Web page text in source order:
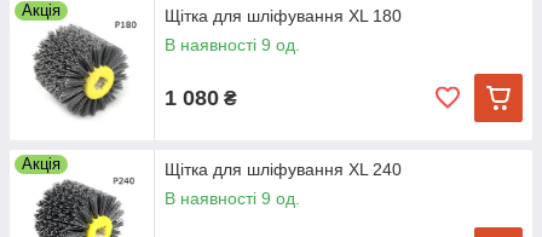
Акція
Щітка для шліфування XL 180
В наявності 9 од.
1 080 ₴
Акція
Щітка для шліфування XL 240
В наявності 9 од.